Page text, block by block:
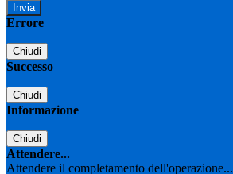
Errore
Chiudi
Successo
Chiudi
Informazione
Chiudi
Attendere...
Attendere il completamento dell'operazione...